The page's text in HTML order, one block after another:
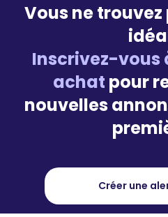
Vous ne
Inscrivez-vous
achat pour
nouvelles
Créer une